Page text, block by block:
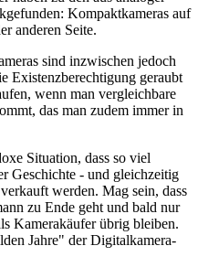
Kompaktkameras auf
anderen Seite.
sind inzwischen jedoch
Existenzberechtigung geraubt
wenn man vergleichbare
das man zudem immer in
Situation, dass so viel
Geschichte - und gleichzeitig
werden. Mag sein, dass
zu Ende geht und bald nur
Kamerakäufer übrig bleiben.
Jahre" der Digitalkamera-